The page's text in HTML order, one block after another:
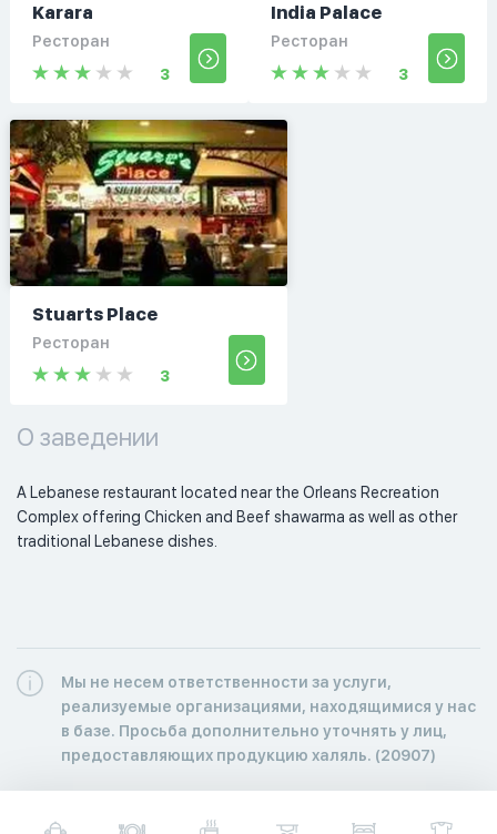
Karara
Ресторан
3
India Palace
Ресторан
3
Stuarts Place
Ресторан
3
О заведении
A Lebanese restaurant located near the Orleans Recreation
Complex offering Chicken and Beef shawarma as well as other
traditional Lebanese dishes.
Мы не несем ответственности за услуги,
реализуемые организациями, находящимися у нас
в базе. Просьба дополнительно уточнять у лиц,
предоставляющих продукцию халяль. (20907)